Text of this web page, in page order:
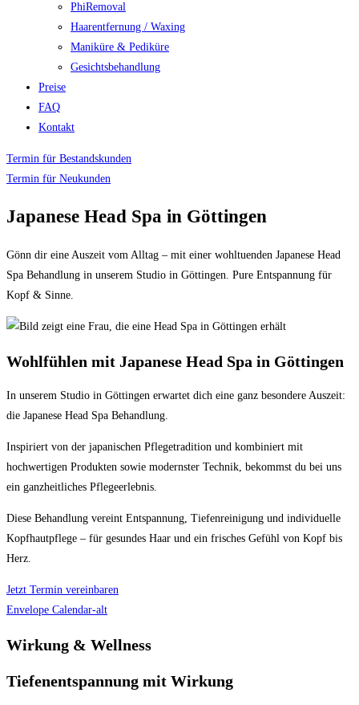
PhiRemoval
Haarentfernung / Waxing
Maniküre & Pediküre
Gesichtsbehandlung
Preise
FAQ
Kontakt
Termin für Bestandskunden
Termin für Neukunden
Japanese Head Spa in Göttingen
Gönn dir eine Auszeit vom Alltag – mit einer wohltuenden Japanese Head
Spa Behandlung in unserem Studio in Göttingen. Pure Entspannung für
Kopf & Sinne.
Wohlfühlen mit Japanese Head Spa in Göttingen
In unserem Studio in Göttingen erwartet dich eine ganz besondere Auszeit:
die Japanese Head Spa Behandlung.
Inspiriert von der japanischen Pflegetradition und kombiniert mit
hochwertigen Produkten sowie modernster Technik, bekommst du bei uns
ein ganzheitliches Pflegeerlebnis.
Diese Behandlung vereint Entspannung, Tiefenreinigung und individuelle
Kopfhautpflege – für gesundes Haar und ein frisches Gefühl von Kopf bis
Herz.
Jetzt Termin vereinbaren
Envelope Calendar-alt
Wirkung & Wellness
Tiefenentspannung mit Wirkung